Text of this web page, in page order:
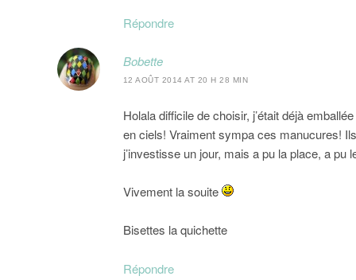
Répondre
Bobette
12 AOÛT 2014 AT 20 H 28 MIN
Holala difficile de choisir, j’était déjà
en ciels! Vraiment sympa ces manucures!
j’investisse un jour, mais a pu la place, a pu
Vivement la souite
Bisettes la quichette
Répondre